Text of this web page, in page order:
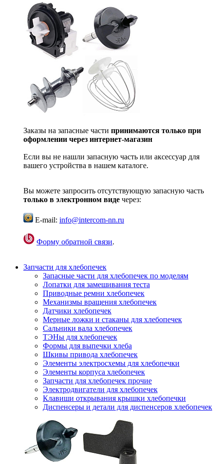
Заказы на запасные части принимаются только при
оформлении через интернет-магазин
Если вы не нашли запасную часть или аксессуар для
вашего устройства в нашем каталоге.
Вы можете запросить отсутствующую запасную часть
только в электронном виде через:
E-mail: info@intercom-nn.ru
Форму обратной связи.
Запчасти для хлебопечек
Запасные части для хлебопечек по моделям
Лопатки для замешивания теста
Приводные ремни хлебопечек
Механизмы вращения хлебопечек
Датчики хлебопечек
Мерные ложки и стаканы для хлебопечек
Сальники вала хлебопечек
ТЭНы для хлебопечек
Формы для выпечки хлеба
Шкивы привода хлебопечек
Элементы электросхемы для хлебопечки
Элементы корпуса хлебопечек
Запчасти для хлебопечек прочие
Электродвигатели для хлебопечек
Клавиши открывания крышки хлебопечки
Диспенсеры и детали для диспенсеров хлебопечек